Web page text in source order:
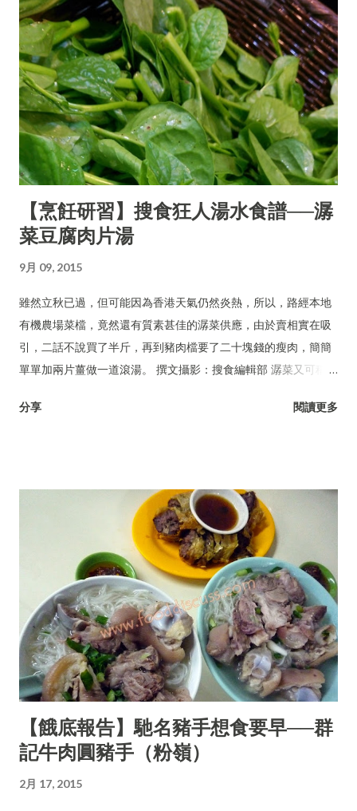
【烹飪研習】搜食狂人湯水食譜──潺
菜豆腐肉片湯
9月 09, 2015
雖然立秋已過，但可能因為香港天氣仍然炎熱，所以，路經本地
有機農場菜檔，竟然還有質素甚佳的潺菜供應，由於賣相實在吸
引，二話不說買了半斤，再到豬肉檔要了二十塊錢的瘦肉，簡簡
單單加兩片薑做一道滾湯。 撰文攝影：搜食編輯部 潺菜又可稱木
分享 閱讀更多
【餓底報告】馳名豬手想食要早──群
記牛肉圓豬手（粉嶺）
2月 17, 2015